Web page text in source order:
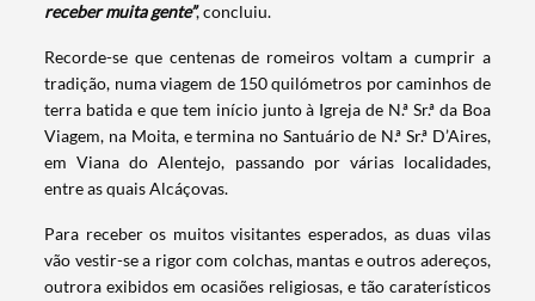
receber muita gente”, concluiu.
Recorde-se que centenas de romeiros voltam a cumprir a
tradição, numa viagem de 150 quilómetros por caminhos de
terra batida e que tem início junto à Igreja de N.ª Sr.ª da Boa
Viagem, na Moita, e termina no Santuário de N.ª Sr.ª D’Aires,
em Viana do Alentejo, passando por várias localidades,
entre as quais Alcáçovas.
Para receber os muitos visitantes esperados, as duas vilas
vão vestir-se a rigor com colchas, mantas e outros adereços,
outrora exibidos em ocasiões religiosas, e tão caraterísticos